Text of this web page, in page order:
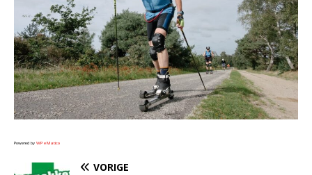
Powered by WPeMatico
VORIGE